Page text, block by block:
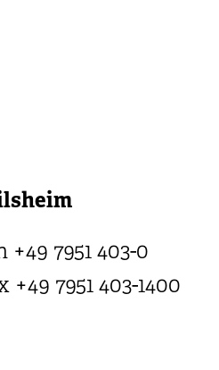
7951 403-0
7951 403-1400